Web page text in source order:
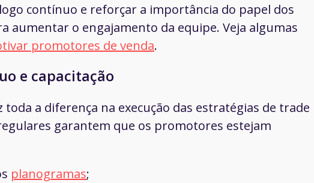
contínuo e reforçar a importância do papel dos
aumentar o engajamento da equipe. Veja algumas
promotores de venda.
e capacitação
toda a diferença na execução das estratégias de trade
garantem que os promotores estejam
planogramas;